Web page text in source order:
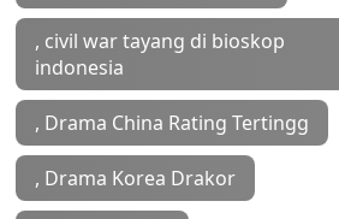
, civil war tayang di bioskop
indonesia
, Drama China Rating Tertingg
, Drama Korea Drakor